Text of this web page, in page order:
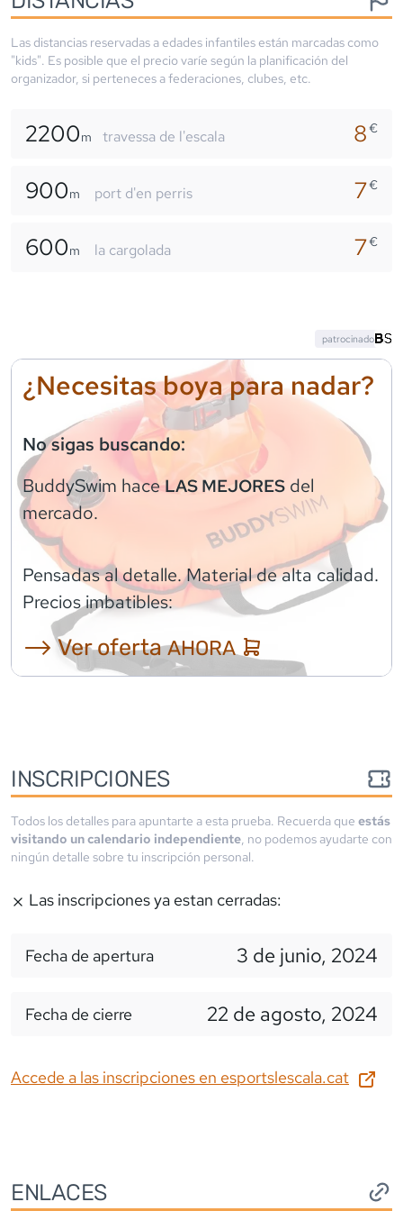
Las distancias reservadas a edades infantiles están marcadas como
"kids". Es posible que el precio varíe según la planificación del
organizador, si perteneces a federaciones, clubes, etc.
2200m travessa de l'escala 8€
900m port d'en perris 7€
600m la cargolada 7€
¿Necesitas boya para nadar?
No sigas buscando:
BuddySwim haceLAS MEJORES del
mercado.
Pensadas al detalle. Material de alta calidad.
Precios imbatibles:
⟶ Ver ofertaAHORA
patrocinado
INSCRIPCIONES
Todos los detalles para apuntarte a esta prueba. Recuerda que estás
visitando un calendario independiente, no podemos ayudarte con
ningún detalle sobre tu inscripción personal.
Las inscripciones ya estan cerradas:
Fecha de apertura 3 de junio, 2024
Fecha de cierre 22 de agosto, 2024
Accede a las inscripciones en esportslescala.cat
ENLACES